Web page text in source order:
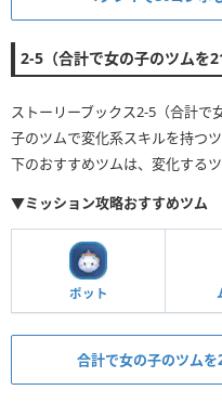
2-5（合計で女の子のツムを
ストーリーブックス2-5（合計で
子のツムで変化系スキルを持つ
下のおすすめツムは、変化する
▼ミッション攻略おすすめツム
ポット
合計で女の子のツム